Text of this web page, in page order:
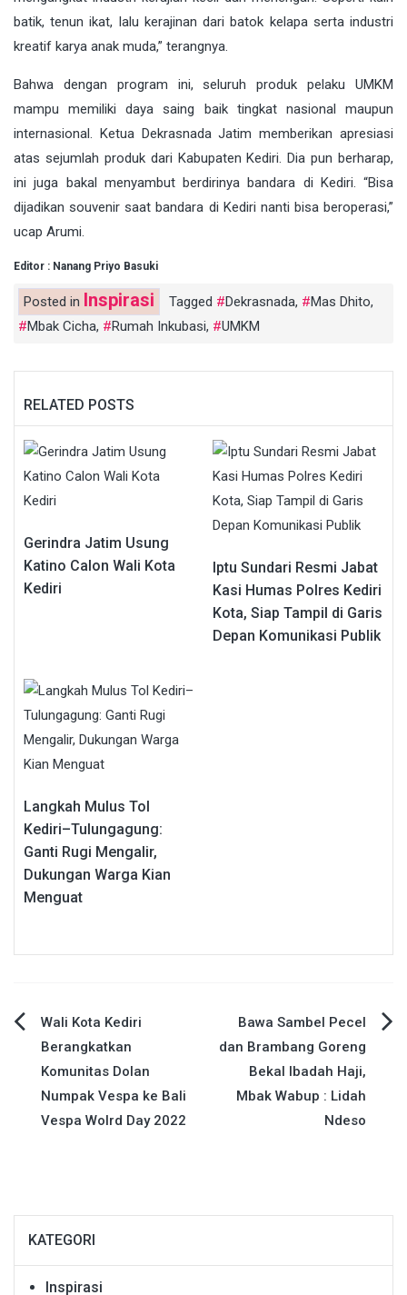
batik, tenun ikat, lalu kerajinan dari batok kelapa serta industri
kreatif karya anak muda,” terangnya.
Bahwa dengan program ini, seluruh produk pelaku UMKM
mampu memiliki daya saing baik tingkat nasional maupun
internasional. Ketua Dekrasnada Jatim memberikan apresiasi
atas sejumlah produk dari Kabupaten Kediri. Dia pun berharap,
ini juga bakal menyambut berdirinya bandara di Kediri. “Bisa
dijadikan souvenir saat bandara di Kediri nanti bisa beroperasi,”
ucap Arumi.
Editor : Nanang Priyo Basuki
Posted in Inspirasi Tagged Dekrasnada, Mas Dhito,
Mbak Cicha, Rumah Inkubasi, UMKM
RELATED POSTS
Gerindra Jatim Usung
Katino Calon Wali Kota
Kediri
Iptu Sundari Resmi Jabat
Kasi Humas Polres Kediri
Kota, Siap Tampil di Garis
Depan Komunikasi Publik
Langkah Mulus Tol
Kediri–Tulungagung:
Ganti Rugi Mengalir,
Dukungan Warga Kian
Menguat
Navigasi
pos
Wali Kota Kediri
Berangkatkan
Komunitas Dolan
Numpak Vespa ke Bali
Vespa Wolrd Day 2022
Bawa Sambel Pecel
dan Brambang Goreng
Bekal Ibadah Haji,
Mbak Wabup : Lidah
Ndeso
KATEGORI
Inspirasi